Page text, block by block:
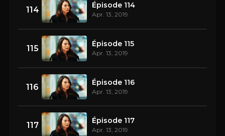
114 Épisode 114
Apr. 13, 2019
115 Épisode 115
Apr. 13, 2019
116 Épisode 116
Apr. 13, 2019
117 Épisode 117
Apr. 13, 2019